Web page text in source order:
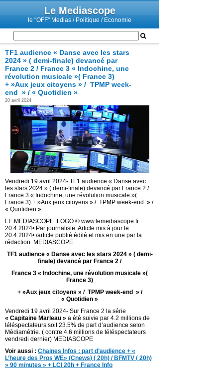
Le Mediascope
le "OFF" Medias / Politique / Economie
TF1 audience « Danse avec les stars
2024 » ( demi-finale) devancé par
France 2 / France 3 « Indochine, une
révolution musicale »( France 3)
+ »Aux jeux citoyens » / TPMP week-
end » / « Quotidien »
20 avril 2024
Vendredi 19 avril 2024- TF1 audience « Danse avec
les stars 2024 » ( demi-finale) devancé par France 2 /
France 3 « Indochine, une révolution musicale »(
France 3) + »Aux jeux citoyens » / TPMP week-end » /
« Quotidien »
LE MEDIASCOPE |LOGO © www.lemediascope.fr
20.4.2024• Par journaliste. Article mis à jour le
20.4.2024• /article publié édité et mis en une par la
rédaction. MEDIASCOPE
TF1 audience « Danse avec les stars 2024 » ( demi-
finale) devancé par France 2 /
France 3 « Indochine, une révolution musicale »(
France 3)
+ »Aux jeux citoyens » / TPMP week-end » /
« Quotidien »
Vendredi 19 avril 2024- Sur France 2 la série
« Capitaine Marleau » a été suivie par 4.2 millions de
téléspectateurs soit 23.5% de part d’audience selon
Médiamétrie. ( contre 4.6 millions de téléspectateurs
vendredi dernier) MEDIASCOPE
Voir aussi : Chaines Infos : part d’audience + «
L’heure des Pros WE» (Cnews) ( 20h) / BFMTV ( 20h)
» 90 minutes » + LCI 20h + France Info